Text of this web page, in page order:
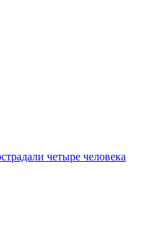
четыре человека